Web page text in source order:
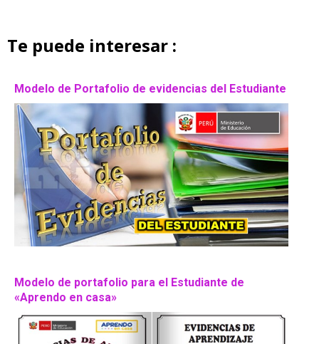
Te puede interesar :
Modelo de Portafolio de evidencias del Estudiante
Modelo de portafolio para el Estudiante de
«Aprendo en casa»